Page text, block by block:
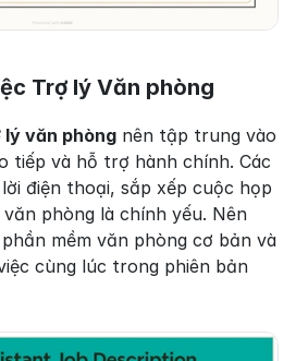
Trợ lý Văn phòng
văn phòng nên tập trung vào
tiếp và hỗ trợ hành chính. Các
điện thoại, sắp xếp cuộc họp
phòng là chính yếu. Nên
mềm văn phòng cơ bản và
cùng lúc trong phiên bản